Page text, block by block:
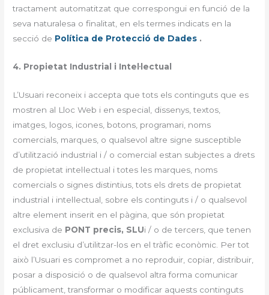
tractament automatitzat que correspongui en funció de la
seva naturalesa o finalitat, en els termes indicats en la
secció de Política de Protecció de Dades .
4. Propietat Industrial i Intel·lectual
L’Usuari reconeix i accepta que tots els continguts que es
mostren al Lloc Web i en especial, dissenys, textos,
imatges, logos, icones, botons, programari, noms
comercials, marques, o qualsevol altre signe susceptible
d’utilització industrial i / o comercial estan subjectes a drets
de propietat intel·lectual i totes les marques, noms
comercials o signes distintius, tots els drets de propietat
industrial i intel·lectual, sobre els continguts i / o qualsevol
altre element inserit en el pàgina, que són propietat
exclusiva de PONT precis, SLUi / o de tercers, que tenen
el dret exclusiu d’utilitzar-los en el tràfic econòmic. Per tot
això l’Usuari es compromet a no reproduir, copiar, distribuir,
posar a disposició o de qualsevol altra forma comunicar
públicament, transformar o modificar aquests continguts